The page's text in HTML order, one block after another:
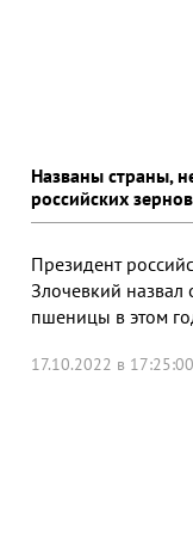
Названы страны,
российских
Президент
Злочевкий
пшеницы в этом
17.10.2022 в 17:25:00